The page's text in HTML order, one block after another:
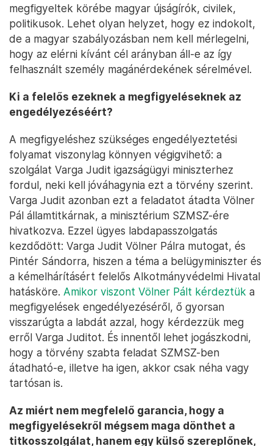
megfigyeltek körébe magyar újságírók, civilek,
politikusok. Lehet olyan helyzet, hogy ez indokolt,
de a magyar szabályozásban nem kell mérlegelni,
hogy az elérni kívánt cél arányban áll-e az így
felhasznált személy magánérdekének sérelmével.
Ki a felelős ezeknek a megfigyeléseknek az
engedélyezéséért?
A megfigyeléshez szükséges engedélyeztetési
folyamat viszonylag könnyen végigvihető: a
szolgálat Varga Judit igazságügyi miniszterhez
fordul, neki kell jóváhagynia ezt a törvény szerint.
Varga Judit azonban ezt a feladatot átadta Völner
Pál államtitkárnak, a minisztérium SZMSZ-ére
hivatkozva. Ezzel ügyes labdapasszolgatás
kezdődött: Varga Judit Völner Pálra mutogat, és
Pintér Sándorra, hiszen a téma a belügyminiszter és
a kémelhárításért felelős Alkotmányvédelmi Hivatal
hatásköre. Amikor viszont Völner Pált kérdeztük a
megfigyelések engedélyezéséről, ő gyorsan
visszarúgta a labdát azzal, hogy kérdezzük meg
erről Varga Juditot. És innentől lehet jogászkodni,
hogy a törvény szabta feladat SZMSZ-ben
átadható-e, illetve ha igen, akkor csak néha vagy
tartósan is.
Az miért nem megfelelő garancia, hogy a
megfigyelésekről mégsem maga dönthet a
titkosszolgálat, hanem egy külső szereplőnek,